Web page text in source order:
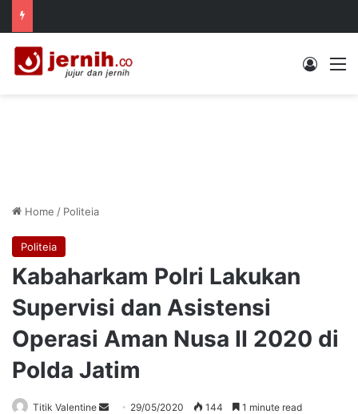
Log In
Home / Politeia
Politeia
Kabaharkam Polri Lakukan
Supervisi dan Asistensi
Operasi Aman Nusa II 2020 di
Polda Jatim
Titik Valentine
Send 29/05/2020 144 1 minute read